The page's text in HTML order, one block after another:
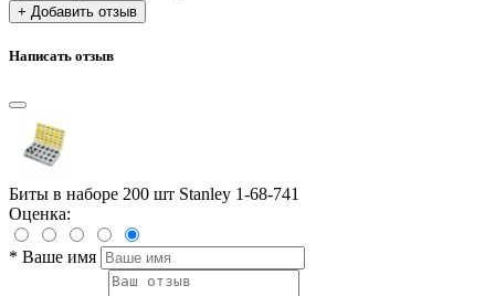
+ Добавить отзыв
Написать отзыв
Биты в наборе 200 шт Stanley 1-68-741
Оценка:
* Ваше имя